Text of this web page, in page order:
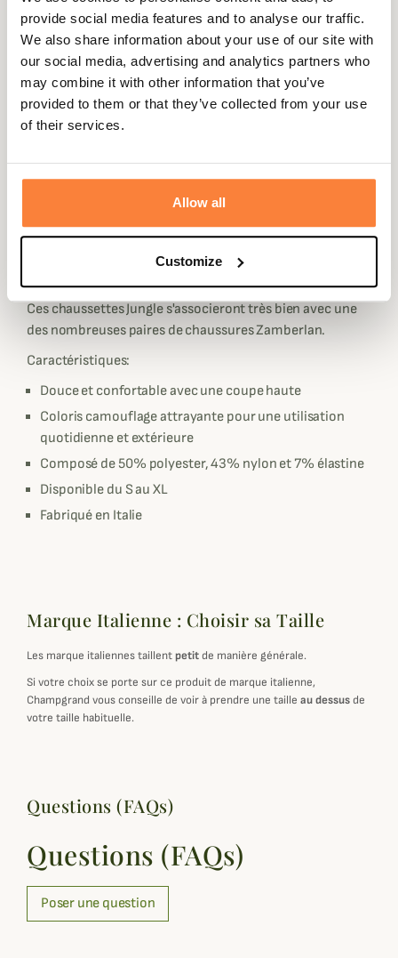
provide social media features and to analyse our traffic.
We also share information about your use of our site with
our social media, advertising and analytics partners who
may combine it with other information that you’ve
provided to them or that they’ve collected from your use
of their services.
Allow all
Customize
ou lors de sorties chasses car elles disposent d'un très
bon rembourrage et sont hautement respirantes et
absorbent très bien l'humidité afin que vous soyez à l'aise
dans toutes conditions.
Sa coupe haute est parfaite pour associer avec une paire
de bottes hautes ou lorsque le mollet est préférable
genoux vous permettra de prévenir les chocs et d'éviter
les frottements ou glissements pour un confort
Son coloris Camo sur le devant et Vert Olive sur l'arrière
accompagné du logo Zamberlan cousu sur l'arrière
Ces chaussettes Jungle s'associeront très bien avec une
des nombreuses paires de chaussures Zamberlan.
Caractéristiques:
Douce et confortable avec une coupe haute
Coloris camouflage attrayante pour une utilisation
quotidienne et extérieure
Composé de 50% polyester, 43% nylon et 7% élastine
Disponible du S au XL
Fabriqué en Italie
Marque Italienne : Choisir sa Taille
Les marque italiennes taillentpetitde manière générale.
Si votre choix se porte sur ce produit de marque italienne,
Champgrand vous conseille de voir à prendre une taille au dessusde
votre taille habituelle.
Questions (FAQs)
Questions (FAQs)
Poser une question